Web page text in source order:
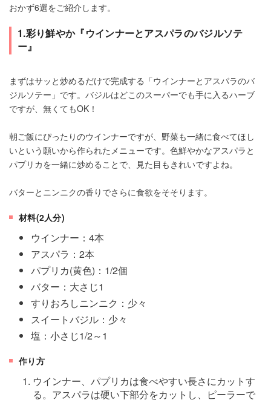
おかず6選をご紹介します。
1.彩り鮮やか『ウインナーとアスパラのバジルソテ
ー』
まずはサッと炒めるだけで完成する「ウインナーとアスパラのバ
ジルソテー」です。バジルはどこのスーパーでも手に入るハーブ
ですが、無くてもOK！
朝ご飯にぴったりのウインナーですが、野菜も一緒に食べてほし
いという願いから作られたメニューです。色鮮やかなアスパラと
パプリカを一緒に炒めることで、見た目もきれいですよね。
バターとニンニクの香りでさらに食欲をそそります。
材料(2人分)
ウインナー：4本
アスパラ：2本
パプリカ(黄色)：1/2個
バター：大さじ1
すりおろしニンニク：少々
スイートバジル：少々
塩：小さじ1/2～1
作り方
ウインナー、パプリカは食べやすい長さにカットす
る。アスパラは硬い下部分をカットし、ピーラーで